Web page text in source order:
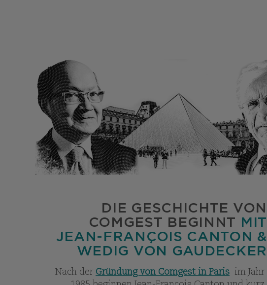
DIE GESCHICHTE VON
COMGEST BEGINNT
MIT
JEAN-FRANÇOIS CANTON &
WEDIG VON GAUDECKER
Nach der Gründung von Comgest in Paris im Jahr